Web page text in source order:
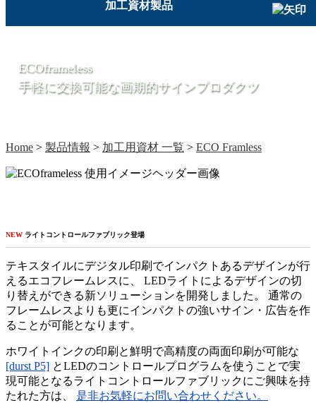
加工資材製品
ECOframeless
手軽に交換可能な画期的サインプロダクツ
Home > 製品情報 > 加工用資材 一覧 > ECO Framless
NEW ライトコントロールファブリック登場
テキスタイルにデジタル印刷でインパクトあるデザインが行
えるエコフレームレスに、 LEDライトによるデザインの切
り替えができる新ソリューションを開発しました。 通常の
フレームレスよりも更にインパクトの強いサイン・広告を作
ることが可能となります。
ホワイトインクの印刷と鮮明で高精度の両面印刷が可能な
[durst P5] とLEDのコントロールプログラムを使うことで実
現可能となるライトコントロールファブリックにご興味を持
たれた方は、 是非お気軽にお問い合わせください。